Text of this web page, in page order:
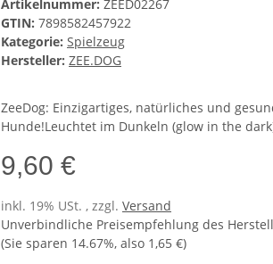
Artikelnummer: ZEED02267
GTIN: 7898582457922
Kategorie: Spielzeug
Hersteller: ZEE.DOG
ZeeDog: Einzigartiges, natürliches und
Hunde!Leuchtet im Dunkeln (glow in the
9,60 €
inkl. 19% USt. , zzgl. Versand
Unverbindliche Preisempfehlung des
(Sie sparen 14.67%, also 1,65 €)